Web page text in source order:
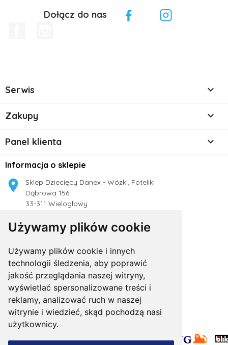
Używamy plików cookie
Używamy plików cookie i innych
technologii śledzenia, aby poprawić
jakość przeglądania naszej witryny,
wyświetlać spersonalizowane treści i
reklamy, analizować ruch w naszej
witrynie i wiedzieć, skąd pochodzą nasi
użytkownicy.
Dołącz do nas
Informacja o sklepie

Sklep Dziecięcy Danex - Wózki, Foteliki
Dąbrowa 156
33-311 Wielogłowy
504 188 333
 sklep.danex@gmail.com
Serwis 
Zakupy 
Panel klienta 